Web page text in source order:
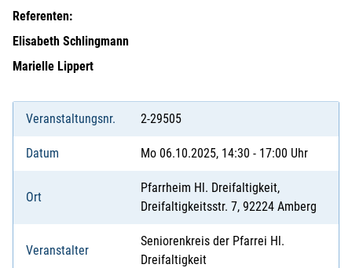
Referenten:
Elisabeth Schlingmann
Marielle Lippert
Veranstaltungsnr. 2-29505
Datum Mo 06.10.2025, 14:30 - 17:00 Uhr
Ort
Pfarrheim Hl. Dreifaltigkeit,
Dreifaltigkeitsstr. 7, 92224 Amberg
Veranstalter
Seniorenkreis der Pfarrei Hl.
Dreifaltigkeit